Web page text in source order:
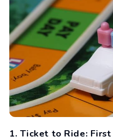
1. Ticket to Ride: First